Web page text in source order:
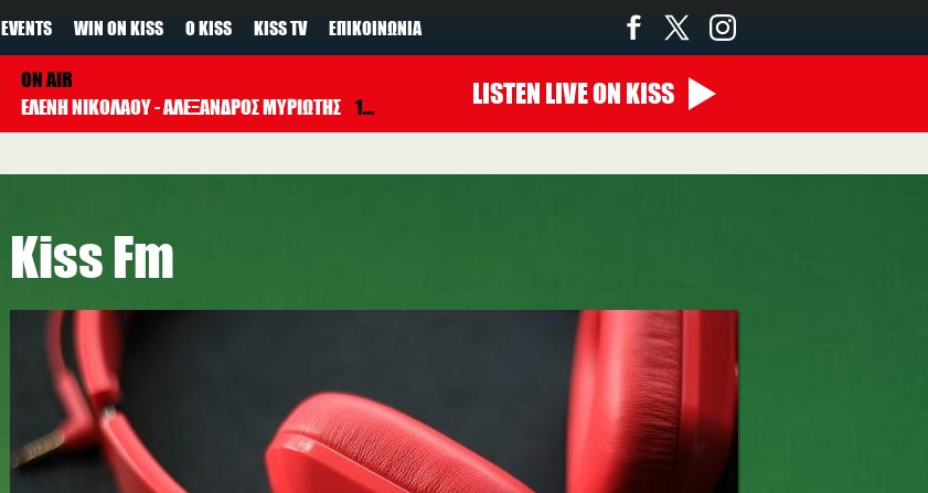
EVENTS WIN ON KISS Ο KISS KISS TV ΕΠΙΚΟΙΝΩΝΊΑ
ON AIR
ΕΛΕΝΗ ΝΙΚΟΛΑΟΥ - ΑΛΕΞΑΝΔΡΟΣ ΜΥΡΙΩΤΗΣ 17:00 - 19:00 LISTEN LIVEON KISS
Kiss Fm